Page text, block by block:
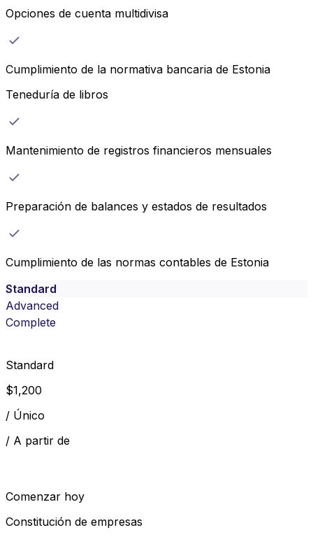
Opciones de cuenta multidivisa
Cumplimiento de la normativa bancaria de Estonia
Teneduría de libros
Mantenimiento de registros financieros mensuales
Preparación de balances y estados de resultados
Cumplimiento de las normas contables de Estonia
Standard
Advanced
Complete
Standard
$1,200
/ Único
/ A partir de
Comenzar hoy
Constitución de empresas